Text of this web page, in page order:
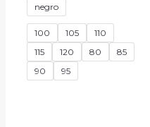
negro
100 105
110
115
120 80
85
90
95